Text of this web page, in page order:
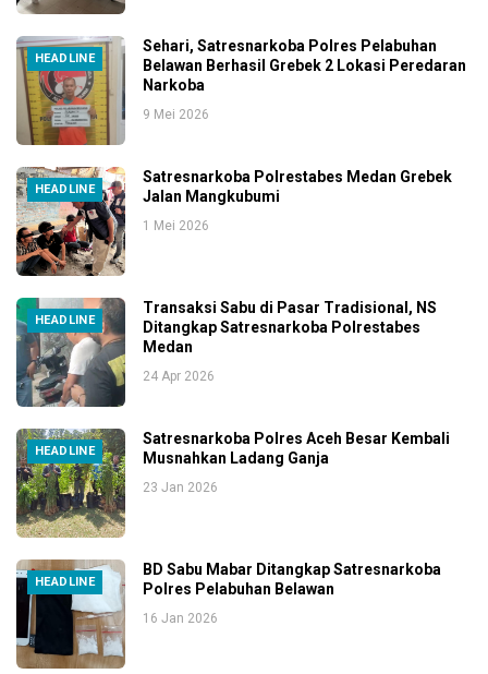
HEADLINE
Sehari, Satresnarkoba Polres Pelabuhan
Belawan Berhasil Grebek 2 Lokasi Peredaran
Narkoba
9 Mei 2026
HEADLINE
Satresnarkoba Polrestabes Medan Grebek
Jalan Mangkubumi
1 Mei 2026
HEADLINE
Transaksi Sabu di Pasar Tradisional, NS
Ditangkap Satresnarkoba Polrestabes
Medan
24 Apr 2026
HEADLINE
Satresnarkoba Polres Aceh Besar Kembali
Musnahkan Ladang Ganja
23 Jan 2026
HEADLINE
BD Sabu Mabar Ditangkap Satresnarkoba
Polres Pelabuhan Belawan
16 Jan 2026